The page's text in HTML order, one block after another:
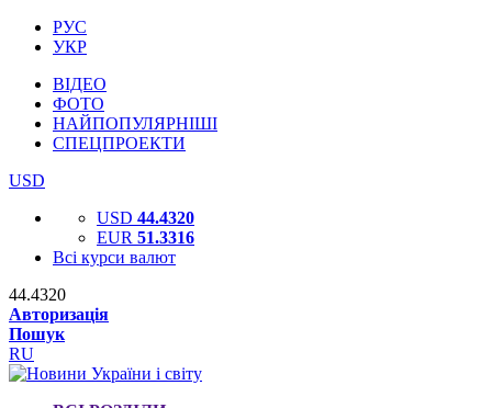
РУС
УКР
ВІДЕО
ФОТО
НАЙПОПУЛЯРНІШІ
СПЕЦПРОЕКТИ
USD
USD 44.4320
EUR 51.3316
Всі курси валют
44.4320
Авторизація
Пошук
RU